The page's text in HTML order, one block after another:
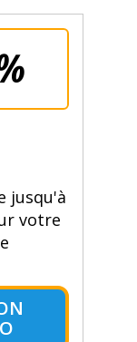
jusqu'à
votre